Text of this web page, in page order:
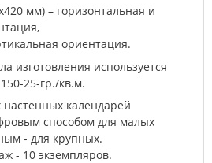
мм) – горизонтальная и
ориентация.
изготовления используется
25-гр./кв.м.
календарей
способом для малых
- для крупных.
- 10 экземпляров.